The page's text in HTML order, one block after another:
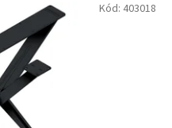
Kód: 403018